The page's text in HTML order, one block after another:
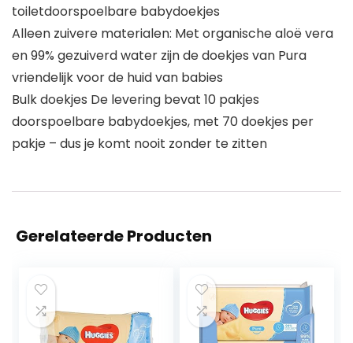
toiletdoorspoelbare babydoekjes
Alleen zuivere materialen: Met organische aloë vera
en 99% gezuiverd water zijn de doekjes van Pura
vriendelijk voor de huid van babies
Bulk doekjes De levering bevat 10 pakjes
doorspoelbare babydoekjes, met 70 doekjes per
pakje – dus je komt nooit zonder te zitten
Gerelateerde Producten